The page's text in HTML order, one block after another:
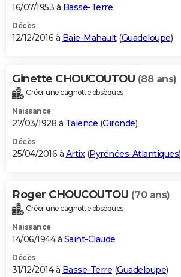
16/07/1953 à Basse-Terre
Décès
12/12/2016 à Baie-Mahault(Guadeloupe)
Ginette CHOUCOUTOU (88 ans)
Créer une cagnotte obsèques
Naissance
27/03/1928 à Talence (Gironde)
Décès
25/04/2016 à Artix(Pyrénées-Atlantiques)
Roger CHOUCOUTOU (70 ans)
Créer une cagnotte obsèques
Naissance
14/06/1944 à Saint-Claude
Décès
31/12/2014 à Basse-Terre (Guadeloupe)